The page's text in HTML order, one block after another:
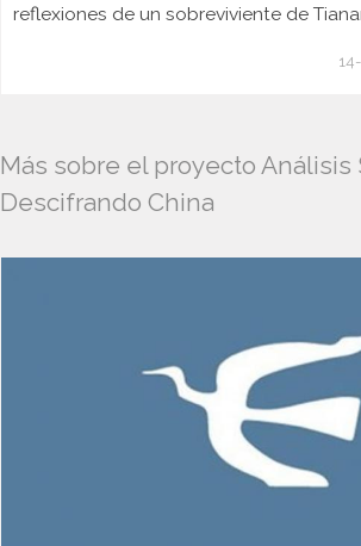
reflexiones de un sobreviviente de
Más sobre el proyecto Análisis
Descifrando China